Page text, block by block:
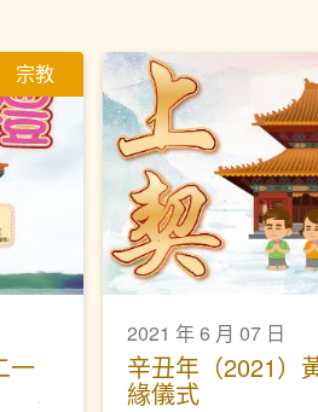
宗教
一
2021 年 6 月 07 日
辛丑年（2021）
緣儀式